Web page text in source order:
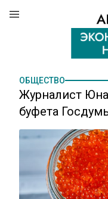
ОБЩЕСТВО
Журналист
буфета